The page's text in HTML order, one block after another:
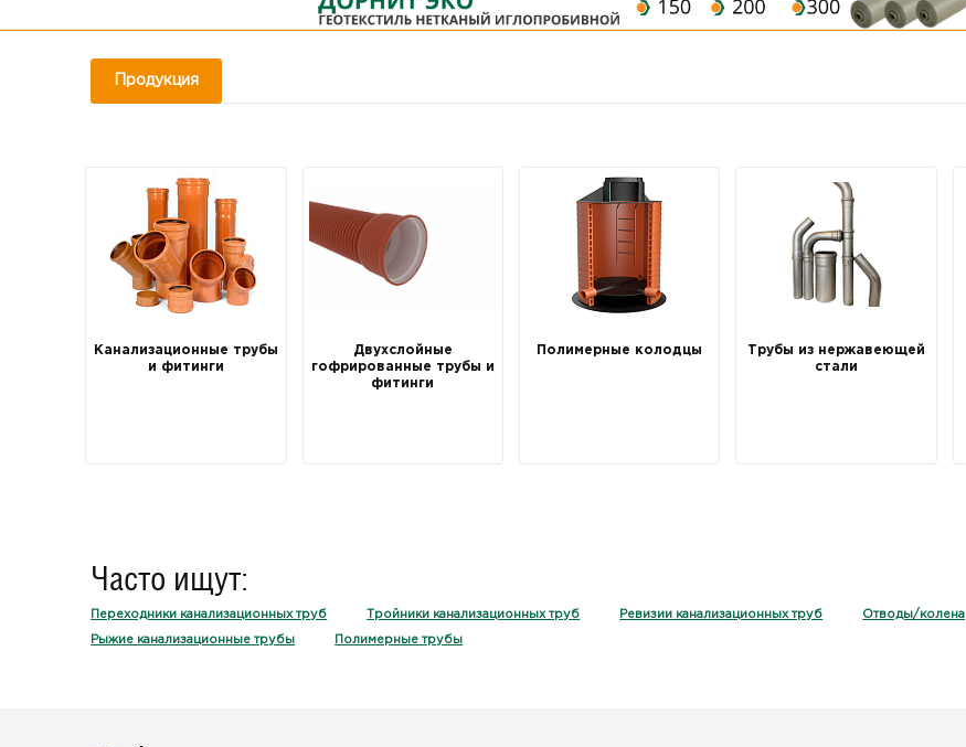
Продукция
Канализационные трубы
и фитинги
Двухслойные
гофрированные трубы и
фитинги
Полимерные колодцы
Трубы из нержавеющей
стали
Часто ищут:
Переходники канализационных труб Тройники канализационных труб Ревизии канализационных труб Отводы/колена
Рыжие канализационные трубы Полимерные трубы